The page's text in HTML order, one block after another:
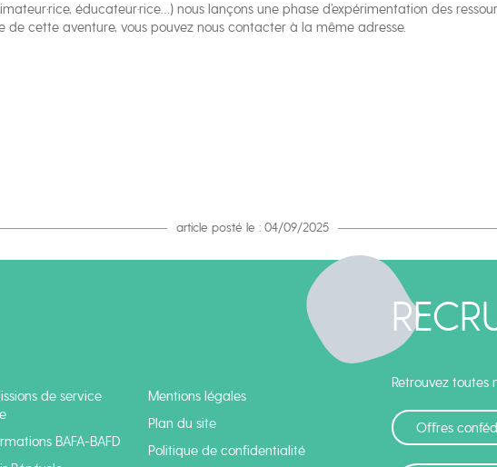
éducateur·rice…) nous lançons une phase d’expérimentation des
de cette aventure, vous pouvez nous contacter à la même adresse.
article posté le : 04/09/2025
de service
BAFA-BAFD
Mentions légales
Plan du site
Politique de confidentialité
Retrouvez toutes
Offres